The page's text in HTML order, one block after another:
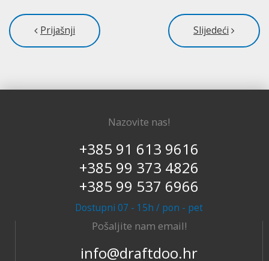
Prijašnji Slijedeći
Nazovite nas!
+385 91 613 9616
+385 99 373 4826
+385 99 537 6966
Dostupni 07 - 15h / pon - pet
Pošaljite nam email!
info@draftdoo.hr